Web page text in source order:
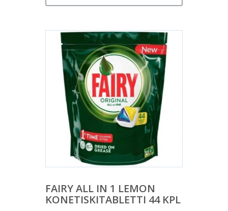
FAIRY ALL IN 1 LEMON
KONETISKITABLETTI 44 KPL